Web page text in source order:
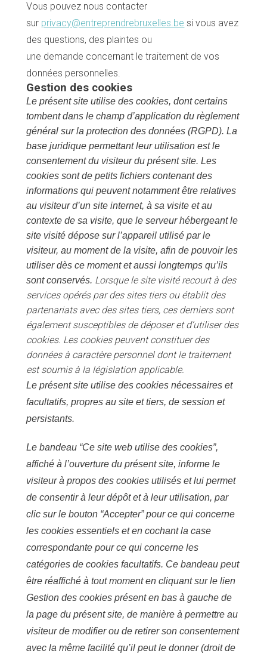
Vous pouvez nous contacter
sur privacy@entreprendrebruxelles.be si vous avez
des questions, des plaintes ou
une demande concernant le traitement de vos
données personnelles.
Gestion des cookies
Le présent site utilise des cookies, dont certains
tombent dans le champ d’application du règlement
général sur la protection des données (RGPD). La
base juridique permettant leur utilisation est le
consentement du visiteur du présent site.Les
cookies sont de petits fichiers contenant des
informations qui peuvent notamment être relatives
au visiteur d’un site internet, à sa visite et au
contexte de sa visite, que le serveur hébergeant le
site visité dépose sur l’appareil utilisé par le
visiteur, au moment de la visite, afin de pouvoir les
utiliser dès ce moment et aussi longtemps qu’ils
sont conservés. Lorsque le site visité recourt à des
services opérés par des sites tiers ou établit des
partenariats avec des sites tiers, ces derniers sont
également susceptibles de déposer et d’utiliser des
cookies. Les cookies peuvent constituer des
données à caractère personnel dont le traitement
est soumis à la législation applicable.
Le présent site utilise des cookies nécessaires et
facultatifs, propres au site et tiers, de session et
persistants.
Le bandeau “Ce site web utilise des cookies”,
affiché à l’ouverture du présent site, informe le
visiteur à propos des cookies utilisés et lui permet
de consentir à leur dépôt et à leur utilisation, par
clic sur le bouton “Accepter” pour ce qui concerne
les cookies essentiels et en cochant la case
correspondante pour ce qui concerne les
catégories de cookies facultatifs. Ce bandeau peut
être réaffiché à tout moment en cliquant sur le lien
Gestion des cookies présent en bas à gauche de
la page du présent site, de manière à permettre au
visiteur de modifier ou de retirer son consentement
avec la même facilité qu’il peut le donner (droit de